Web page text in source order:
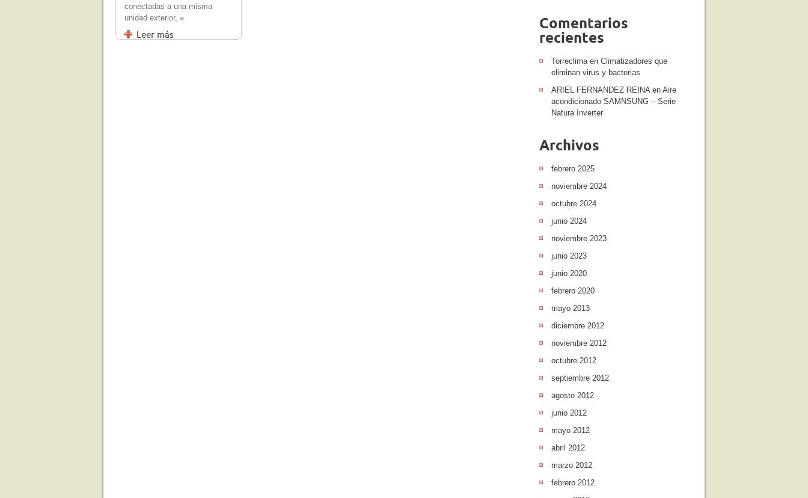
conectadas a una misma
unidad exterior, »
Leer más
Comentarios
recientes
Torreclimaen Climatizadores que
eliminan virus y bacterias
ARIEL FERNANDEZ REINAen Aire
acondicionado SAMNSUNG – Serie
Natura Inverter
Archivos
febrero 2025
noviembre 2024
octubre 2024
junio 2024
noviembre 2023
junio 2023
junio 2020
febrero 2020
mayo 2013
diciembre 2012
noviembre 2012
octubre 2012
septiembre 2012
agosto 2012
junio 2012
mayo 2012
abril 2012
marzo 2012
febrero 2012